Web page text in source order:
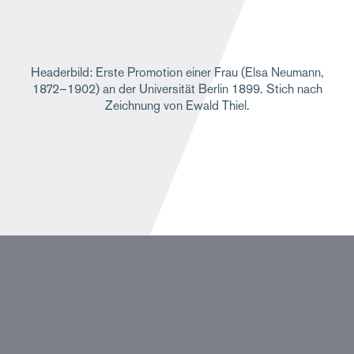
Headerbild: Erste Promotion einer Frau (Elsa Neumann,
1872–1902) an der Universität Berlin 1899. Stich nach
Zeichnung von Ewald Thiel.